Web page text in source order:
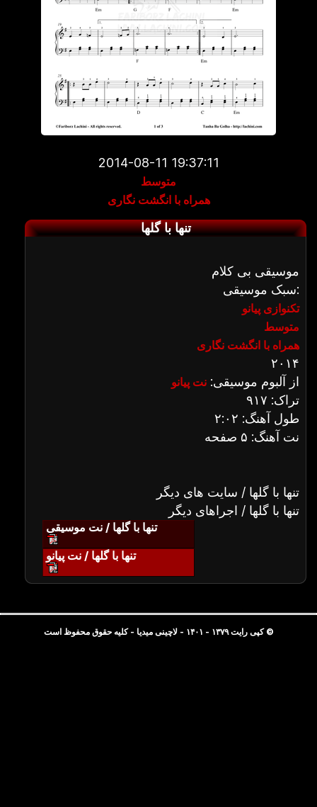
2014-08-11 19:37:11
متوسط
همراه با انگشت نگاری
تنها با گلها
موسیقی بی کلام
سبک موسیقی:
تکنوازی پیانو
متوسط
همراه با انگشت نگاری
۲۰۱۴
از آلبوم موسیقی: نت پیانو
تراک: ۹۱۷
طول آهنگ: ۲:۰۲
نت آهنگ: ۵ صفحه
تنها با گلها / سایت های دیگر
تنها با گلها / اجراهای دیگر
تنها با گلها / نت موسیقی
تنها با گلها / نت پیانو
© کپی رایت ۱۳۷۹ - ۱۴۰۱ - لاچینی میدیا - کلیه حقوق محفوظ است